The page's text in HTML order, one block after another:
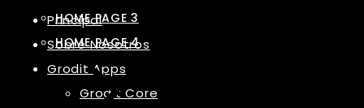
Principal
Sobre Nosotros
Grodit Apps
Grodit Core
HOME PAGE 3
HOME PAGE 4